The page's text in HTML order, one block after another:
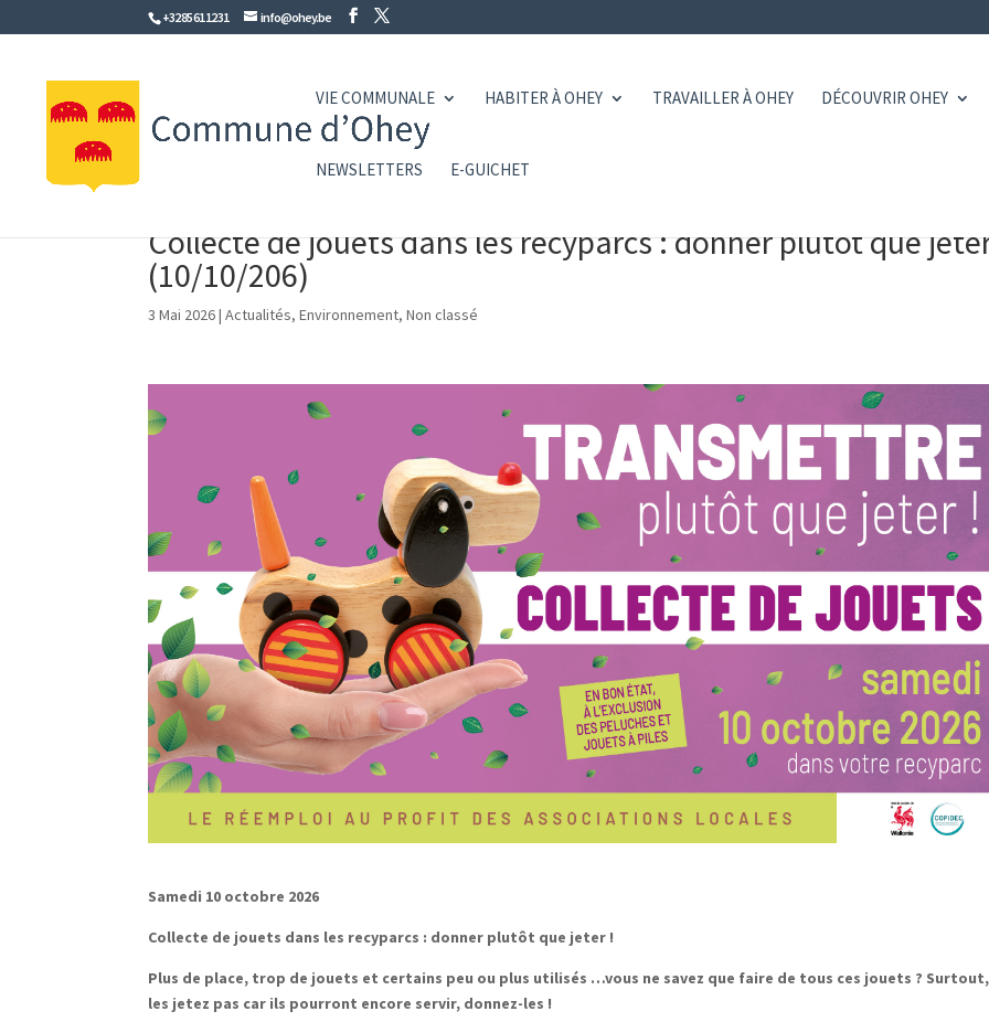
+32 85 61 12 31 info@ohey.be
VIE COMMUNALE HABITER À OHEY TRAVAILLER À OHEY DÉCOUVRIR OHEY
NEWSLETTERS E-GUICHET
Collecte de jouets dans les recyparcs : donner plutôt que
(10/10/206)
3 Mai 2026|Actualités,Environnement,Non classé
Samedi 10 octobre 2026
Collecte de jouets dans les recyparcs : donner plutôt que jeter !
Plus de place, trop de jouets et certains peu ou plus utilisés …vous ne savez que faire de tous ces jouets ?
les jetez pas car ils pourront encore servir, donnez-les !